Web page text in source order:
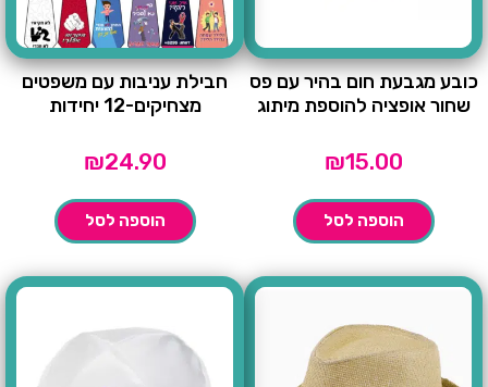
כובע מגבעת חום בהיר עם פס
שחור אופציה להוספת מיתוג
₪15.00
הוספה לסל
חבילת עניבות עם משפטים
מצחיקים-12 יחידות
₪24.90
הוספה לסל